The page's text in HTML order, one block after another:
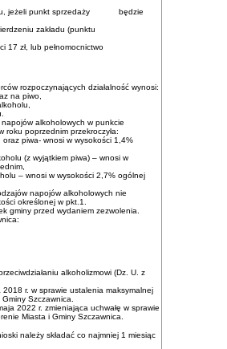
jeżeli punkt sprzedaży będzie
zakładu (punktu
17 zł, lub pełnomocnictwo
rozpoczynających działalność wynosi:
na piwo,
alkoholowych w punkcie
roku poprzednim przekroczyła:
piwa- wnosi w wysokości 1,4%
(z wyjątkiem piwa) – wnosi w
– wnosi w wysokości 2,7% ogólnej
napojów alkoholowych nie
określonej w pkt.1.
gminy przed wydaniem zezwolenia.
alkoholizmowi (Dz. U. z
r. w sprawie ustalenia maksymalnej
Szczawnica.
2022 r. zmieniająca uchwałę w sprawie
Miasta i Gminy Szczawnica.
należy składać co najmniej 1 miesiąc